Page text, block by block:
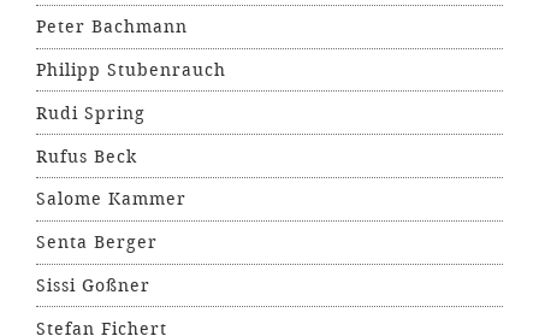
Peter Bachmann
Philipp Stubenrauch
Rudi Spring
Rufus Beck
Salome Kammer
Senta Berger
Sissi Goßner
Stefan Fichert